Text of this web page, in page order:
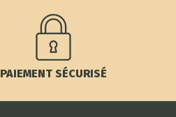
PAIEMENT SÉCURISÉ